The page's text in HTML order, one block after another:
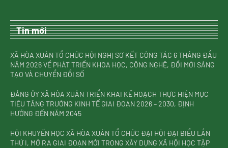
Tin mới
XÃ HÒA XUÂN TỔ CHỨC HỘI NGHỊ SƠ KẾT CÔNG TÁC 6 THÁNG ĐẦU
NĂM 2026 VỀ PHÁT TRIỂN KHOA HỌC, CÔNG NGHỆ, ĐỔI MỚI SÁNG
TẠO VÀ CHUYỂN ĐỔI SỐ
ĐẢNG ỦY XÃ HÒA XUÂN TRIỂN KHAI KẾ HOẠCH THỰC HIỆN MỤC
TIÊU TĂNG TRƯỞNG KINH TẾ GIAI ĐOẠN 2026 – 2030, ĐỊNH
HƯỚNG ĐẾN NĂM 2045
HỘI KHUYẾN HỌC XÃ HÒA XUÂN TỔ CHỨC ĐẠI HỘI ĐẠI BIỂU LẦN
THỨ I, MỞ RA GIAI ĐOẠN MỚI TRONG XÂY DỰNG XÃ HỘI HỌC TẬP